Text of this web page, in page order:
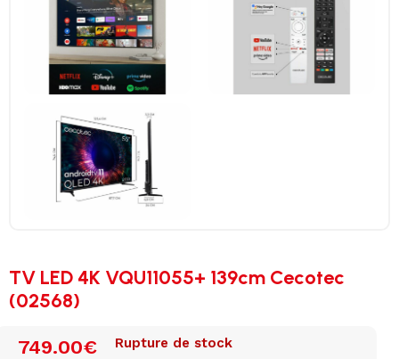
TV LED 4K VQU11055+ 139cm Cecotec
(02568)
749.00€ Rupture de stock